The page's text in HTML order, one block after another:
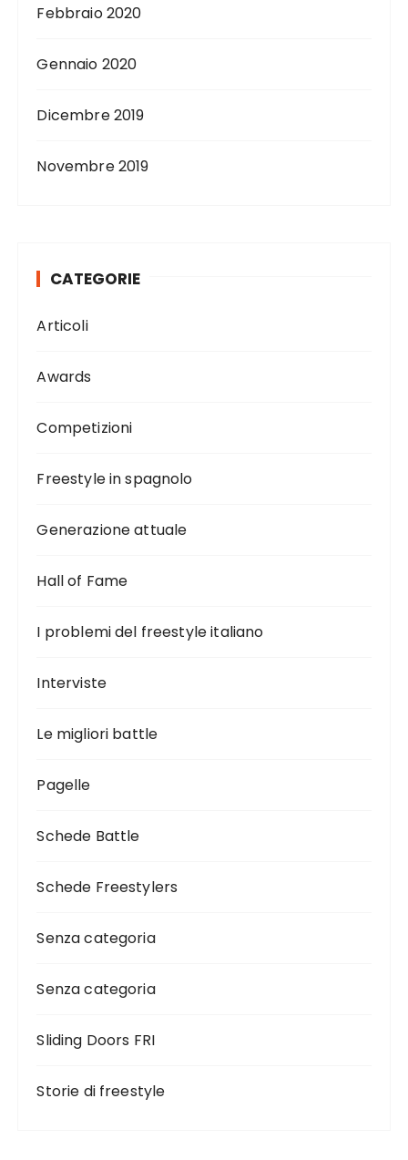
Febbraio 2020
Gennaio 2020
Dicembre 2019
Novembre 2019
CATEGORIE
Articoli
Awards
Competizioni
Freestyle in spagnolo
Generazione attuale
Hall of Fame
I problemi del freestyle italiano
Interviste
Le migliori battle
Pagelle
Schede Battle
Schede Freestylers
Senza categoria
Senza categoria
Sliding Doors FRI
Storie di freestyle